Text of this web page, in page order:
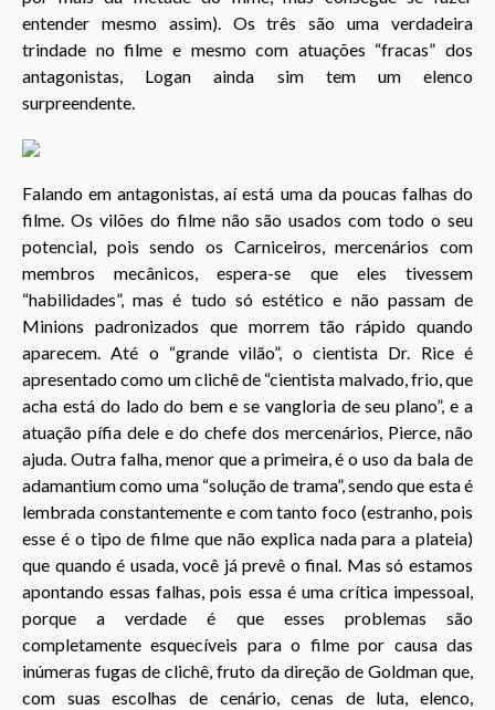
entender mesmo assim). Os três são uma verdadeira
trindade no filme e mesmo com atuações “fracas” dos
antagonistas, Logan ainda sim tem um elenco
surpreendente.
Falando em antagonistas, aí está uma da poucas falhas do
filme. Os vilões do filme não são usados com todo o seu
potencial, pois sendo os Carniceiros, mercenários com
membros mecânicos, espera-se que eles tivessem
“habilidades”, mas é tudo só estético e não passam de
Minions padronizados que morrem tão rápido quando
aparecem. Até o “grande vilão”, o cientista Dr. Rice é
apresentado como um clichê de “cientista malvado, frio, que
acha está do lado do bem e se vangloria de seu plano”, e a
atuação pífia dele e do chefe dos mercenários, Pierce, não
ajuda. Outra falha, menor que a primeira, é o uso da bala de
adamantium como uma “solução de trama”, sendo que esta é
lembrada constantemente e com tanto foco (estranho, pois
esse é o tipo de filme que não explica nada para a plateia)
que quando é usada, você já prevê o final. Mas só estamos
apontando essas falhas, pois essa é uma crítica impessoal,
porque a verdade é que esses problemas são
completamente esquecíveis para o filme por causa das
inúmeras fugas de clichê, fruto da direção de Goldman que,
com suas escolhas de cenário, cenas de luta, elenco,